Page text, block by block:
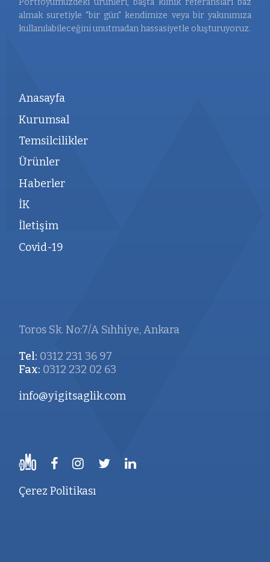
Portföyümüzdeki ürünleri, başta klinik referansları baz
almak suretiyle "bir gün" kendimize veya bir yakınımıza
kullanılabileceğini unutmadan hassasiyetle oluşturuyoruz.
Anasayfa
Kurumsal
Temsilcilikler
Ürünler
Haberler
İK
İletişim
Covid-19
Toros Sk. No:7/A Sıhhiye, Ankara
Tel: 0312 231 36 97
Fax: 0312 232 02 63
info@yigitsaglik.com
Çerez Politikası